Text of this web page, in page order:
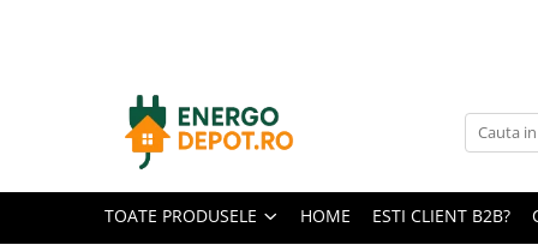
Panouri fotovoltaice
Canadian Solar
TOATE PRODUSELE HOME ESTI CLIENT B2B?